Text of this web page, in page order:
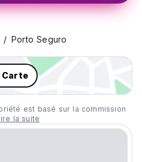
Porto Seguro
Carte
est basé sur la commission
la suite